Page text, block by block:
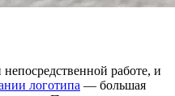
работе, и
логотипа — большая